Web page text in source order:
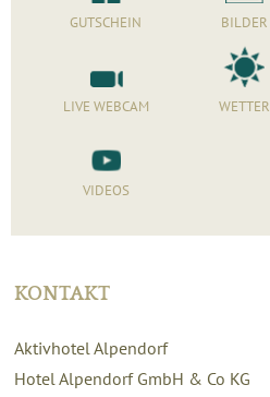
GUTSCHEIN BILDER
LIVE WEBCAM WETTER
VIDEOS
KONTAKT
Aktivhotel Alpendorf
Hotel Alpendorf GmbH & Co KG